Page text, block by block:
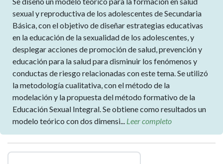
sexual y reproductiva de los adolescentes de Secundaria
Básica, con el objetivo de diseñar estrategias educativas
en la educación de la sexualidad de los adolescentes, y
desplegar acciones de promoción de salud, prevención y
educación para la salud para disminuir los fenómenos y
conductas de riesgo relacionadas con este tema. Se utilizó
la metodología cualitativa, con el método de la
modelación y la propuesta del método formativo de la
Educación Sexual Integral. Se obtiene como resultados un
modelo teórico con dos dimensi... Leer completo